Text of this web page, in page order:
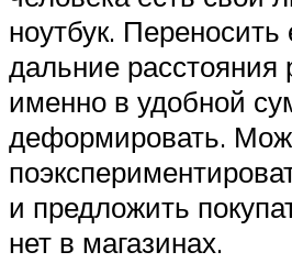
ноутбук. Переносить
дальние расстояния
именно в удобной
деформировать.
и предложить
нет в магазинах.